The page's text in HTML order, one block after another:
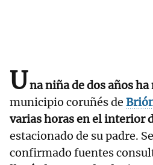
Una niña de dos años
municipio coruñés de
varias horas en el interior
estacionado de su padre.
confirmado fuentes